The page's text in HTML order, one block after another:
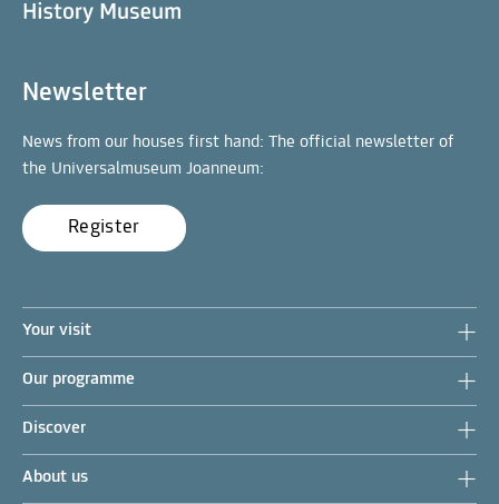
Newsletter
News from our houses first hand: The official newsletter of
the Universalmuseum Joanneum:
Register
Your visit
Our programme
Discover
About us